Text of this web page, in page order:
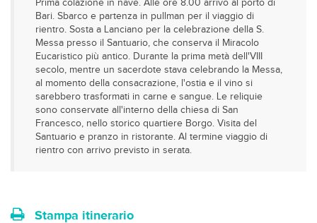
Prima colazione in nave. Alle ore 8.00 arrivo al porto di
Bari. Sbarco e partenza in pullman per il viaggio di
rientro. Sosta a Lanciano per la celebrazione della S.
Messa presso il Santuario, che conserva il Miracolo
Eucaristico più antico. Durante la prima metà dell'VIII
secolo, mentre un sacerdote stava celebrando la Messa,
al momento della consacrazione, l'ostia e il vino si
sarebbero trasformati in carne e sangue. Le reliquie
sono conservate all'interno della chiesa di San
Francesco, nello storico quartiere Borgo. Visita del
Santuario e pranzo in ristorante. Al termine viaggio di
rientro con arrivo previsto in serata.
Stampa itinerario